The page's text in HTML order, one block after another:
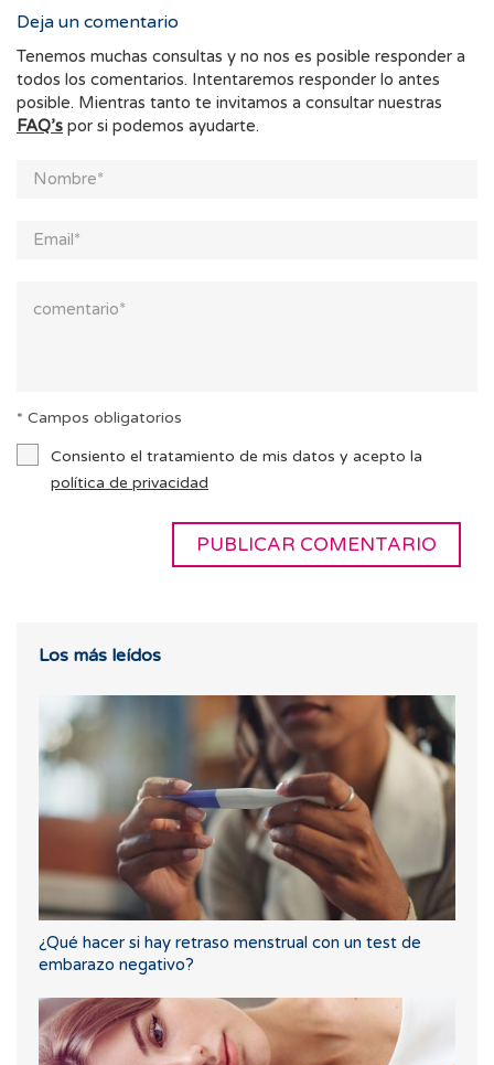
Deja un comentario
Tenemos muchas consultas y no nos es posible responder a
todos los comentarios. Intentaremos responder lo antes
posible. Mientras tanto te invitamos a consultar nuestras
FAQ’s por si podemos ayudarte.
* Campos obligatorios
Consiento el tratamiento de mis datos y acepto la
política de privacidad
Los más leídos
¿Qué hacer si hay retraso menstrual con un test de
embarazo negativo?